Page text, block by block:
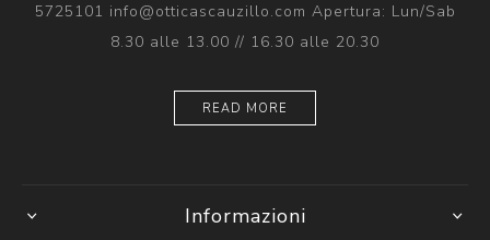
5725101 info@otticascauzillo.com Apertura: Lun/Sab
8.30 alle 13.00 // 16.30 alle 20.30
READ MORE
Informazioni